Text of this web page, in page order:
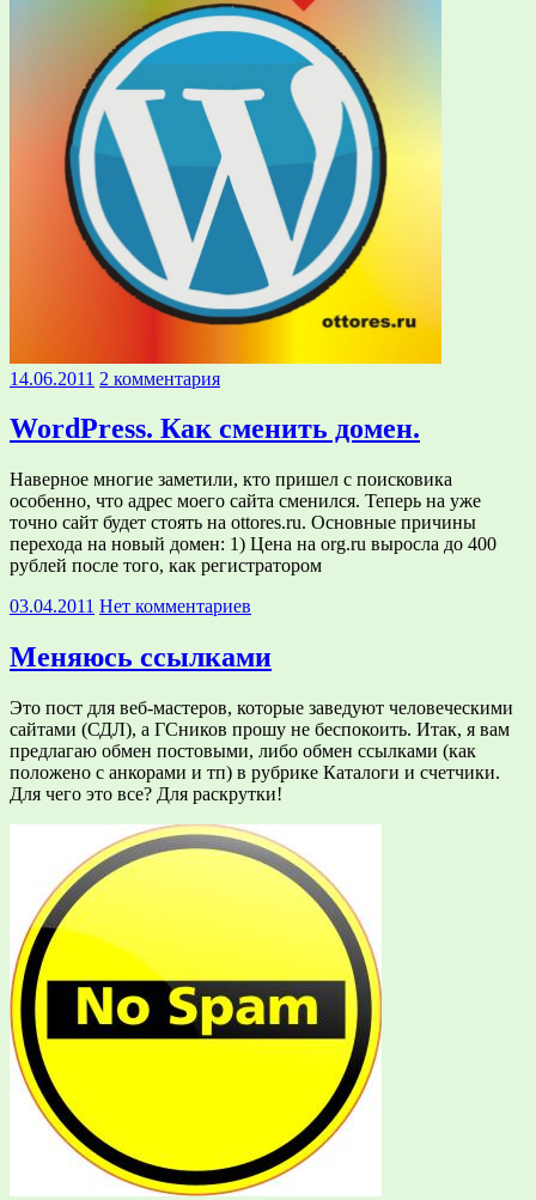
14.06.2011 2 комментария
WordPress. Как сменить домен.
Наверное многие заметили, кто пришел с поисковика
особенно, что адрес моего сайта сменился. Теперь на уже
точно сайт будет стоять на ottores.ru. Основные причины
перехода на новый домен: 1) Цена на org.ru выросла до 400
рублей после того, как регистратором
03.04.2011 Нет комментариев
Меняюсь ссылками
Это пост для веб-мастеров, которые заведуют человеческими
сайтами (СДЛ), а ГСников прошу не беспокоить. Итак, я вам
предлагаю обмен постовыми, либо обмен ссылками (как
положено с анкорами и тп) в рубрике Каталоги и счетчики.
Для чего это все? Для раскрутки!